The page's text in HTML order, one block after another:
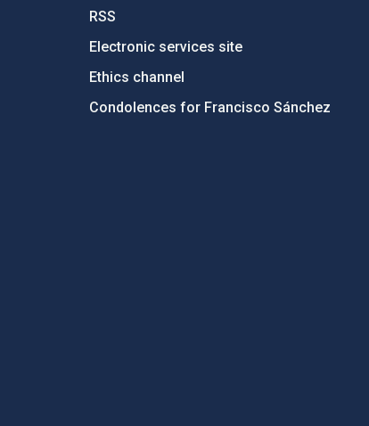
RSS
Electronic services site
Ethics channel
Condolences for Francisco Sánchez